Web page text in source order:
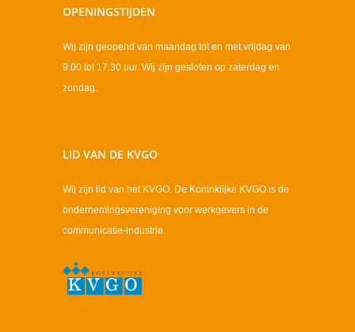
OPENINGSTIJDEN
Wij zijn geopend van maandag tot en met vrijdag van
9.00 tot 17.30 uur. Wij zijn gesloten op zaterdag en
zondag.
LID VAN DE KVGO
Wij zijn lid van het KVGO. De Koninklijke KVGO is de
ondernemingsvereniging voor werkgevers in de
communicatie-industrie.